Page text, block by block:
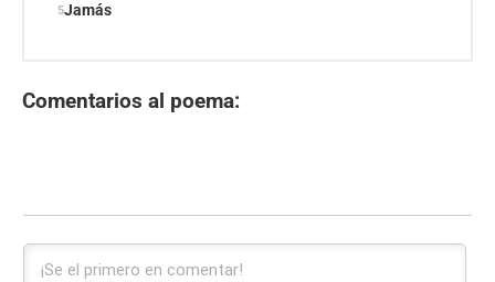
Jamás
Comentarios al poema: